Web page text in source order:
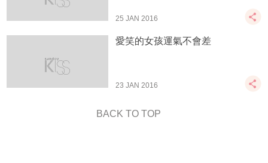
25 JAN 2016
愛笑的女孩運氣不會差
23 JAN 2016
BACK TO TOP